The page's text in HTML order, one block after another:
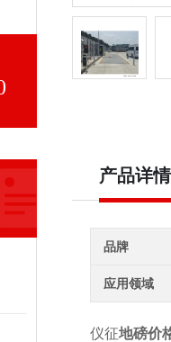
产品详情
品牌
应用领域
仪征地磅价